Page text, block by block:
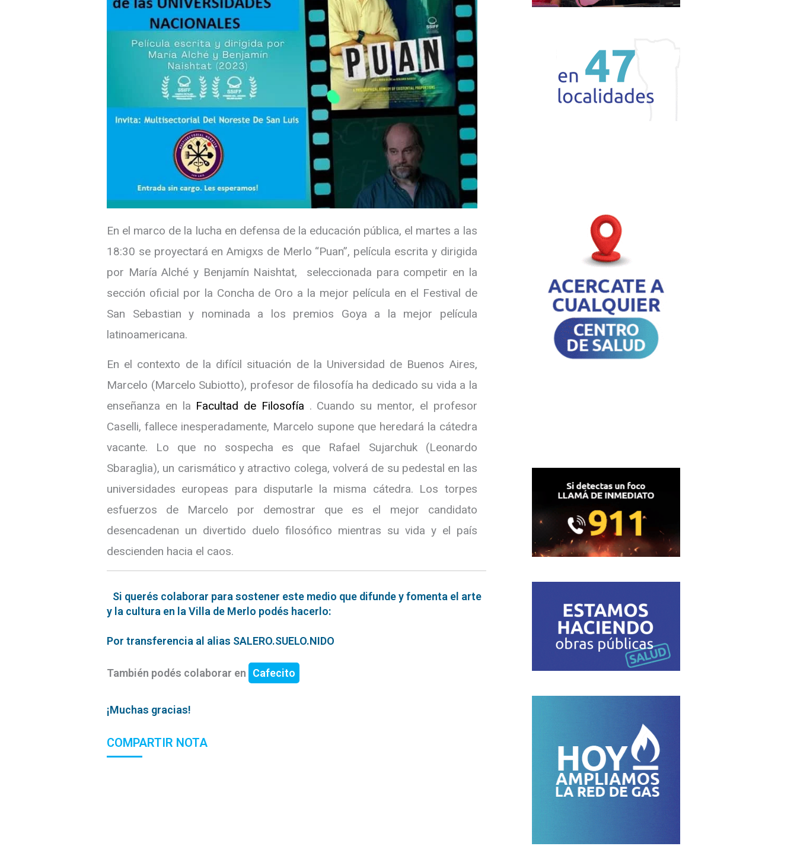
En el marco de la lucha en defensa de la educación pública, el martes a las
18:30 se proyectará en Amigxs de Merlo “Puan”, película escrita y dirigida
por María Alché y Benjamín Naishtat, seleccionada para competir en la
sección oficial por la Concha de Oro a la mejor película en el Festival de
San Sebastian y nominada a los premios Goya a la mejor película
latinoamericana.
En el contexto de la difícil situación de la Universidad de Buenos Aires,
Marcelo (Marcelo Subiotto), profesor de filosofía ha dedicado su vida a la
enseñanza en la Facultad de Filosofía . Cuando su mentor, el profesor
Caselli, fallece inesperadamente, Marcelo supone que heredará la cátedra
vacante. Lo que no sospecha es que Rafael Sujarchuk (Leonardo
Sbaraglia), un carismático y atractivo colega, volverá de su pedestal en las
universidades europeas para disputarle la misma cátedra. Los torpes
esfuerzos de Marcelo por demostrar que es el mejor candidato
desencadenan un divertido duelo filosófico mientras su vida y el país
descienden hacia el caos.
Si querés colaborar para sostener este medio que difunde y fomenta el arte
y la cultura en la Villa de Merlo podés hacerlo:
Por transferencia al alias SALERO.SUELO.NIDO
También podés colaborar en Cafecito
¡Muchas gracias!
COMPARTIR NOTA